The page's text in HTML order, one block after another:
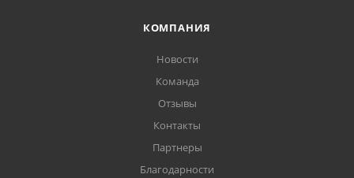
КОМПАНИЯ
Новости
Команда
Отзывы
Контакты
Партнеры
Благодарности